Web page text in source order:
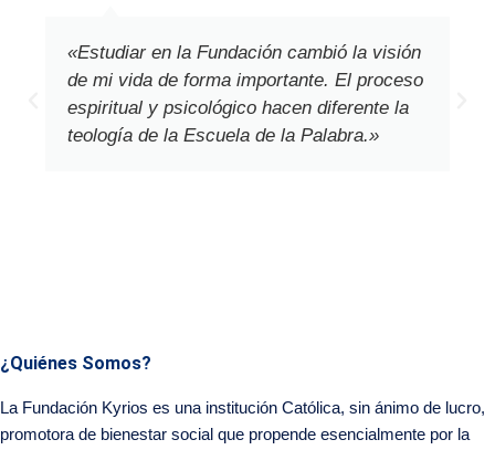
«Estudiar en la Fundación cambió la visión
de mi vida de forma importante. El proceso
espiritual y psicológico hacen diferente la
teología de la Escuela de la Palabra.»
¿Quiénes Somos?
La Fundación Kyrios es una institución Católica, sin ánimo de lucro,
promotora de bienestar social que propende esencialmente por la